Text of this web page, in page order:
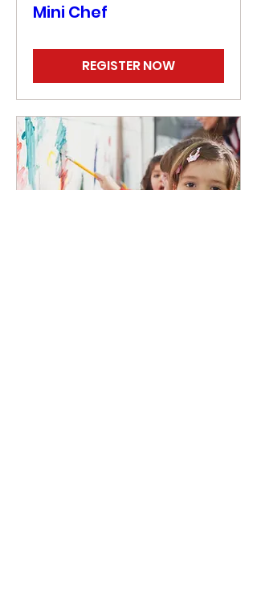
Mini Chef
REGISTER NOW